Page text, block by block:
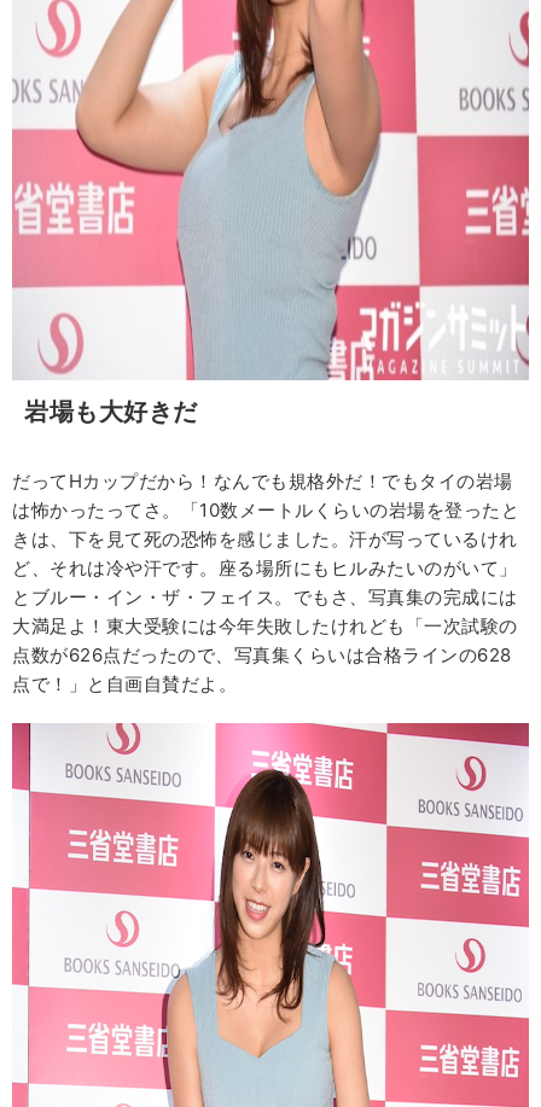
岩場も大好きだ
だってHカップだから！なんでも規格外だ！でもタイの岩場
は怖かったってさ。「10数メートルくらいの岩場を登ったと
きは、下を見て死の恐怖を感じました。汗が写っているけれ
ど、それは冷や汗です。座る場所にもヒルみたいのがいて」
とブルー・イン・ザ・フェイス。でもさ、写真集の完成には
大満足よ！東大受験には今年失敗したけれども「一次試験の
点数が626点だったので、写真集くらいは合格ラインの628
点で！」と自画自賛だよ。